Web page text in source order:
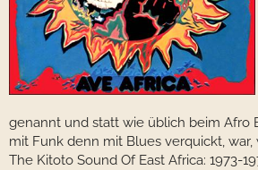
genannt und statt wie üblich beim Afro
mit Funk denn mit Blues verquickt, war,
The Kitoto Sound Of East Africa: 1973-